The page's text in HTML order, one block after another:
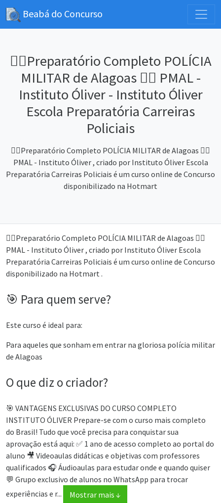
Beabá do Concurso
👮‍♂️Preparatório Completo POLÍCIA
MILITAR de Alagoas 👮‍♂️ PMAL -
Instituto Óliver - Instituto Óliver
Escola Preparatória Carreiras
Policiais
👮‍♂️Preparatório Completo POLÍCIA MILITAR de Alagoas 👮‍♂️
PMAL - Instituto Óliver , criado por Instituto Óliver Escola
Preparatória Carreiras Policiais é um curso online de Concurso
disponibilizado na Hotmart
👮‍♂️Preparatório Completo POLÍCIA MILITAR de Alagoas 👮‍♂️
PMAL - Instituto Óliver , criado por Instituto Óliver Escola
Preparatória Carreiras Policiais é um curso online de Concurso
disponibilizado na Hotmart .
🎯 Para quem serve?
Este curso é ideal para:
Para aqueles que sonham em entrar na gloriosa polícia militar
de Alagoas
O que diz o criador?
🎯 VANTAGENS EXCLUSIVAS DO CURSO COMPLETO
INSTITUTO ÓLIVER Prepare-se com o curso mais completo
do Brasil! Tudo que você precisa para conquistar sua
aprovação está aqui: ✅ 1 ano de acesso completo ao portal do
aluno 🎥 Videoaulas didáticas e objetivas com professores
qualificados 🎧 Áudioaulas para estudar onde e quando quiser
💬 Grupo exclusivo de alunos no WhatsApp para trocar
experiências e r...
Mostrar mais ↓